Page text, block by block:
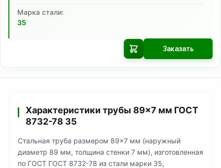
Марка стали:
35
Заказать
Характеристики трубы 89×7 мм ГОСТ
8732-78 35
Стальная труба размером 89×7 мм (наружный
диаметр 89 мм, толщина стенки 7 мм), изготовленная
по ГОСТ ГОСТ 8732-78 из стали марки 35,